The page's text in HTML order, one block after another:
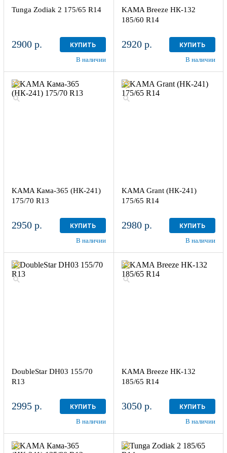
Tunga Zodiak 2 175/65 R14
2900 р. КУПИТЬ
В наличии
KAMA Breeze НК-132
185/60 R14
2920 р. КУПИТЬ
В наличии
KAMA Кама-365 (НК-241)
175/70 R13
2950 р. КУПИТЬ
В наличии
KAMA Grant (НК-241)
175/65 R14
2980 р. КУПИТЬ
В наличии
DoubleStar DH03 155/70
R13
2995 р. КУПИТЬ
В наличии
KAMA Breeze НК-132
185/65 R14
3050 р. КУПИТЬ
В наличии